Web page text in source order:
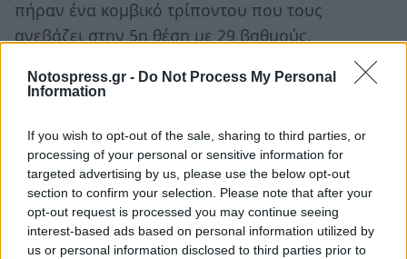
Notospress.gr - Do Not Process My Personal
Information
If you wish to opt-out of the sale, sharing to third parties, or
processing of your personal or sensitive information for
targeted advertising by us, please use the below opt-out
section to confirm your selection. Please note that after your
opt-out request is processed you may continue seeing
interest-based ads based on personal information utilized by
us or personal information disclosed to third parties prior to
πήραν ένα κομβικό τρίποντου που τους
ανεβάζει στην 5η θέση με 29 βαθμούς.
Ο Μαντζούνης χρησιμοποίησε τους:
Κραβαρίτης, Γιόμπουε, Παναγιωτίδης, Τζιόλας,
Ρασσιάς Λεωνίδας, Αναστασάκος Γιώργος,
Ζαραφέτας (91′ Ασπιώτης), Μπαρόνε (69′
Κοντογιάννης), Κωνσταντινίδης, Σικαλόπουλος
(90′ Εμέκα), Μουλιάτος (76′ Πλατάνας).
Την επόμενη αγωνιστική η Α.Ε. Πελλάνας